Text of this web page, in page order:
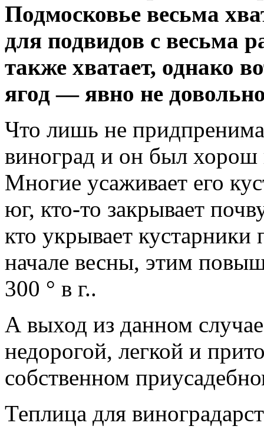
Подмосковье весьма
для подвидов с весьма
также хватает, однако
ягод — явно не
Что лишь не
виноград и он был хорош
Многие усаживает его
юг, кто-то закрывает
кто укрывает кустарники
начале весны, этим
300 ° в г..
А выход из данном
недорогой, легкой и
собственном
Теплица для